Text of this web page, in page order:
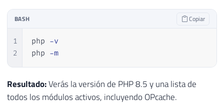
BASH Copiar
1
2
php -v
php -m
Resultado:Verás la versión de PHP 8.5 y una lista de
todos los módulos activos, incluyendo OPcache.